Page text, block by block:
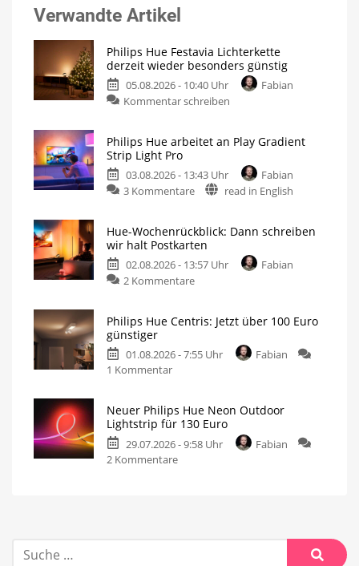
Verwandte Artikel
Philips Hue Festavia Lichterkette
derzeit wieder besonders günstig
05.08.2026 - 10:40 Uhr
Fabian
Kommentar schreiben
Philips Hue arbeitet an Play Gradient
Strip Light Pro
03.08.2026 - 13:43 Uhr
Fabian
3 Kommentare
read in English
Hue-Wochenrückblick: Dann schreiben
wir halt Postkarten
02.08.2026 - 13:57 Uhr
Fabian
2 Kommentare
Philips Hue Centris: Jetzt über 100 Euro
günstiger
01.08.2026 - 7:55 Uhr
Fabian
1 Kommentar
Neuer Philips Hue Neon Outdoor
Lightstrip für 130 Euro
29.07.2026 - 9:58 Uhr
Fabian
2 Kommentare